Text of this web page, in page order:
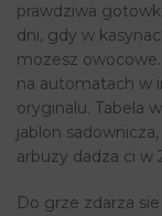
prawdziwa
dni, gdy w
mozesz
na automatach w
oryginalu. Tabela
jablon
arbuzy dadza ci w
Do grze zdarza